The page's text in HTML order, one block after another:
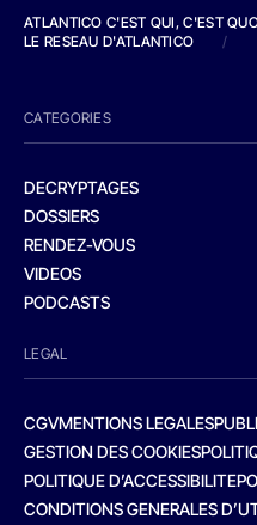
ATLANTICO C'EST QUI, C'EST
LE RESEAU D'ATLANTICO
/
CATEGORIES
DECRYPTAGES
DOSSIERS
RENDEZ-VOUS
VIDEOS
PODCASTS
LEGAL
CGVMENTIONS LEGALES
GESTION DES COOKIES
POLITIQUE D’ACCESSIBILITE
CONDITIONS GENERALES